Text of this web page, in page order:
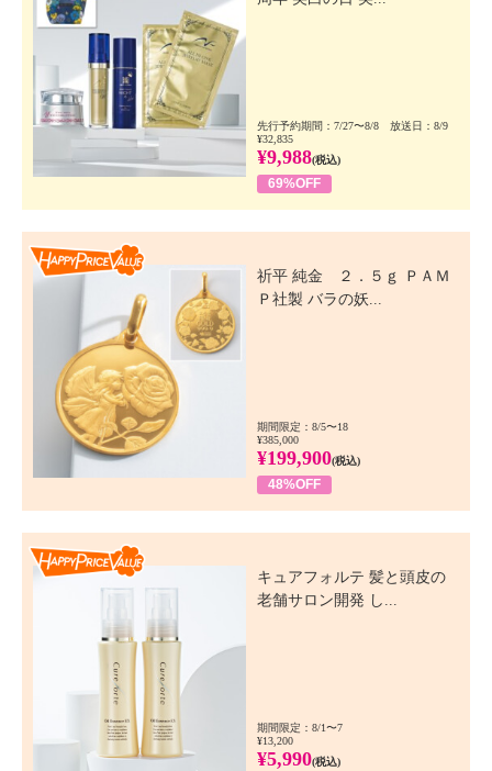
先行予約期間：7/27〜8/8 放送日：8/9
¥32,835
¥9,988(税込)
69%OFF
祈平 純金 ２．５ｇ ＰＡＭ
Ｐ社製 バラの妖...
期間限定：8/5〜18
¥385,000
¥199,900(税込)
48%OFF
キュアフォルテ 髪と頭皮の
老舗サロン開発 し...
期間限定：8/1〜7
¥13,200
¥5,990(税込)